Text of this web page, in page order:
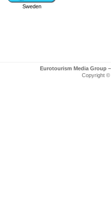
Sweden
Eurotourism Media Group
Copyright ©